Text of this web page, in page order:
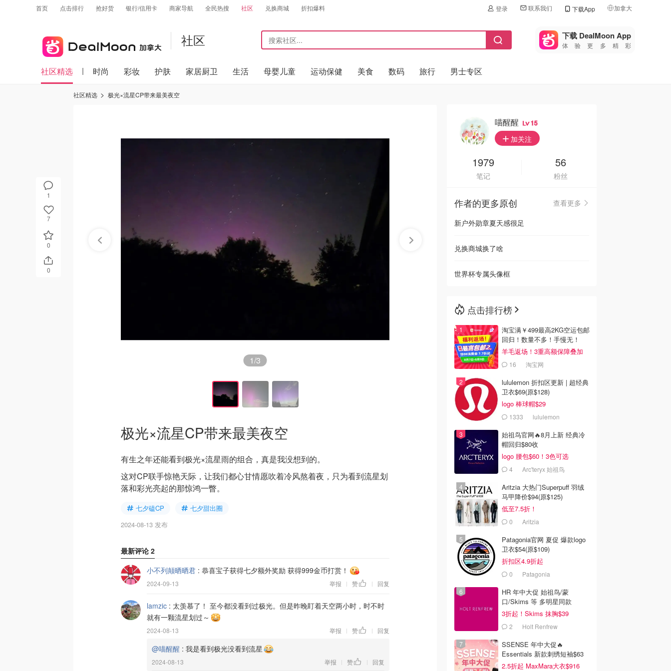
首页 点击排行 抢好货 银行/信用卡 商家导航 全民热搜 社区 兑换商城 折扣爆料 登录 联系我们 下载App 加拿大
🇺🇸
美国
🇨🇳中国
🇮🇹
🇦🇺
🇳🇿新西兰
社区 下载 DealMoon App
体验更多精彩
社区精选 时尚 彩妆 护肤 家居厨卫 生活 母婴儿童 运动保健 美食 数码 旅行 男士专区
1
7
0
0
社区精选 极光×流星CP带来最美夜空
1/3
极光×流星CP带来最美夜空
有生之年还能看到极光×流星雨的组合，真是我没想到的。
这对CP联手惊艳天际，让我们都心甘情愿吹着冷风熬着夜，只为看到流星划
落和彩光亮起的那惊鸿一瞥。
七夕磕CP
七夕甜出圈
2024-08-13 发布
最新评论 2
小不列颠晒晒君 : 恭喜宝子获得七夕额外奖励 获得999金币打赏！
2024-09-13 举报 | 赞 | 回复
lamzic : 太羡慕了！ 至今都没看到过极光。但是昨晚盯着天空两小时，时不时
就有一颗流星划过～
2024-08-13 举报 | 赞 | 回复
@喵醒醒 : 我是看到极光没看到流星
2024-08-13 举报 | 赞 | 回复
喵醒醒 15
加关注
1979
笔记
56
粉丝
作者的更多原创
查看更多
新户外勋章夏天感很足
兑换商城换了啥
世界杯专属头像框
点击排行榜
淘宝满￥499最高2KG空运包邮
回归！数量不多！手慢无！
羊毛返场！3重高额保障叠加
16 淘宝网
lululemon 折扣区更新 | 超经典
卫衣$69(原$128)
logo 棒球帽$29
1333 lululemon
始祖鸟官网🔥8月上新 经典冷
帽回归$80收
logo 腰包$60！3色可选
4 Arc'teryx 始祖鸟
Aritzia 大热门Superpuff 羽绒
马甲降价$94(原$125)
低至7.5折！
0 Aritzia
Patagonia官网 夏促 爆款logo
卫衣$54(原$109)
折扣区4.9折起
0 Patagonia
HR 年中大促 始祖鸟/蒙
口/Skims 等 多明星同款
3折起！Skims 抹胸$39
2 Holt Renfrew
SSENSE 年中大促🔥
Essentials 新款刺绣短袖$63
2.5折起 MaxMara大衣$916